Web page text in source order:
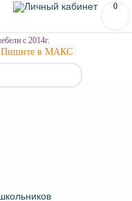
0
с 2014г.
Пишите в МАКС